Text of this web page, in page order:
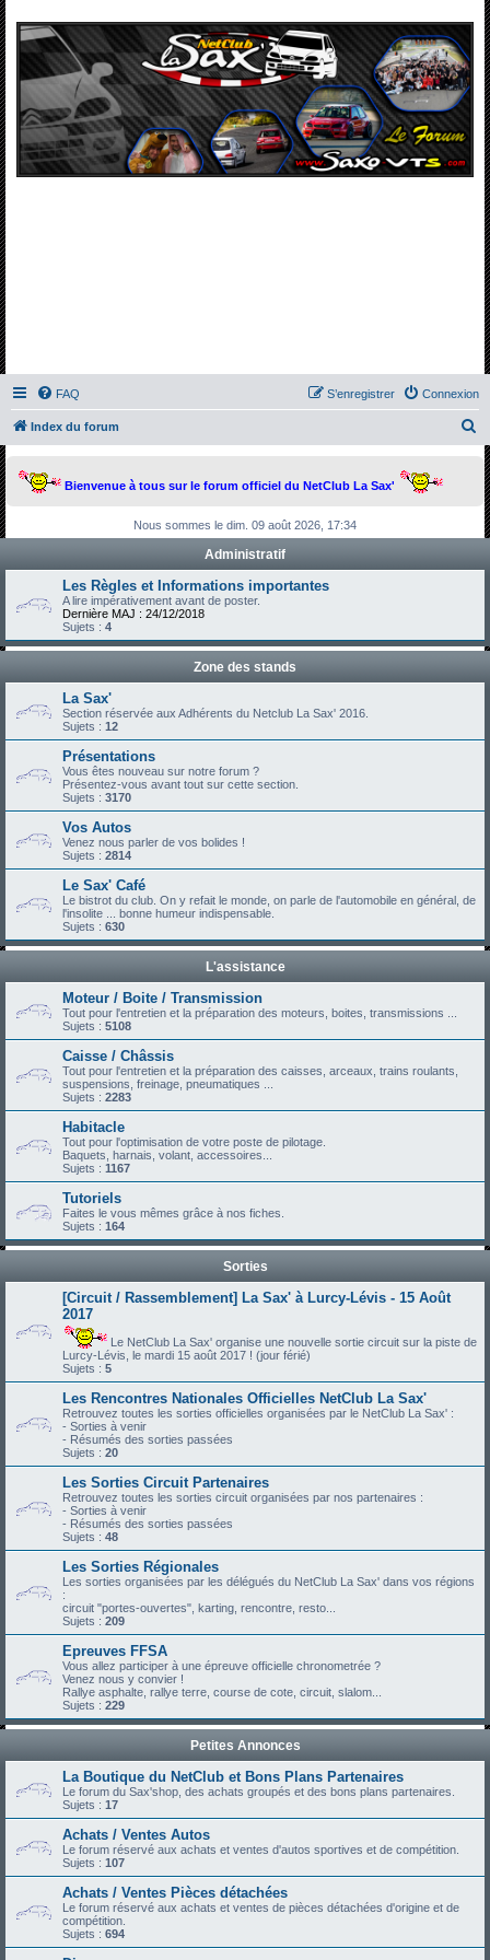
FAQ Connexion
S’enregistrer
Index du forum
Bienvenue à tous sur le forum officiel du NetClub La Sax'
Nous sommes le dim. 09 août 2026, 17:34
Administratif
Les Règles et Informations importantes
A lire impérativement avant de poster.
Dernière MAJ : 24/12/2018
Sujets : 4
Zone des stands
La Sax'
Section réservée aux Adhérents du Netclub La Sax' 2016.
Sujets : 12
Présentations
Vous êtes nouveau sur notre forum ?
Présentez-vous avant tout sur cette section.
Sujets : 3170
Vos Autos
Venez nous parler de vos bolides !
Sujets : 2814
Le Sax' Café
Le bistrot du club. On y refait le monde, on parle de l'automobile en général, de
l'insolite ... bonne humeur indispensable.
Sujets : 630
L'assistance
Moteur / Boite / Transmission
Tout pour l'entretien et la préparation des moteurs, boites, transmissions ...
Sujets : 5108
Caisse / Châssis
Tout pour l'entretien et la préparation des caisses, arceaux, trains roulants,
suspensions, freinage, pneumatiques ...
Sujets : 2283
Habitacle
Tout pour l'optimisation de votre poste de pilotage.
Baquets, harnais, volant, accessoires...
Sujets : 1167
Tutoriels
Faites le vous mêmes grâce à nos fiches.
Sujets : 164
Sorties
[Circuit / Rassemblement] La Sax' à Lurcy-Lévis - 15 Août
2017
Le NetClub La Sax' organise une nouvelle sortie circuit sur la piste de
Lurcy-Lévis, le mardi 15 août 2017 ! (jour férié)
Sujets : 5
Les Rencontres Nationales Officielles NetClub La Sax'
Retrouvez toutes les sorties officielles organisées par le NetClub La Sax' :
- Sorties à venir
- Résumés des sorties passées
Sujets : 20
Les Sorties Circuit Partenaires
Retrouvez toutes les sorties circuit organisées par nos partenaires :
- Sorties à venir
- Résumés des sorties passées
Sujets : 48
Les Sorties Régionales
Les sorties organisées par les délégués du NetClub La Sax' dans vos régions
:
circuit "portes-ouvertes", karting, rencontre, resto...
Sujets : 209
Epreuves FFSA
Vous allez participer à une épreuve officielle chronometrée ?
Venez nous y convier !
Rallye asphalte, rallye terre, course de cote, circuit, slalom...
Sujets : 229
Petites Annonces
La Boutique du NetClub et Bons Plans Partenaires
Le forum du Sax'shop, des achats groupés et des bons plans partenaires.
Sujets : 17
Achats / Ventes Autos
Le forum réservé aux achats et ventes d'autos sportives et de compétition.
Sujets : 107
Achats / Ventes Pièces détachées
Le forum réservé aux achats et ventes de pièces détachées d'origine et de
compétition.
Sujets : 694